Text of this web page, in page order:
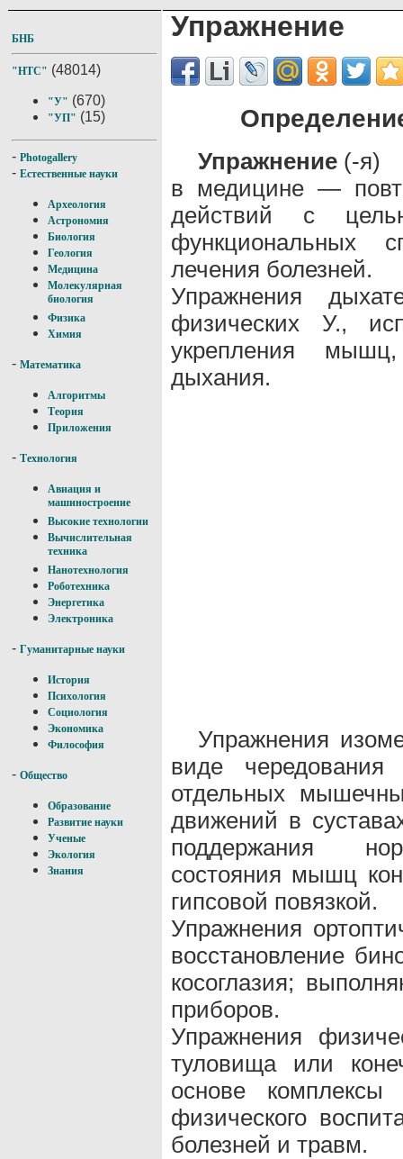
БНБ
"НТС" (48014)
"У" (670)
"УП" (15)
- Photogallery
- Естественные науки
Археология
Астрономия
Биология
Геология
Медицина
Молекулярная
биология
Физика
Химия
- Математика
Алгоритмы
Теория
Приложения
- Технология
Авиация и
машиностроение
Высокие технологии
Вычислительная
техника
Нанотехнология
Роботехника
Энергетика
Электроника
- Гуманитарные науки
История
Психология
Социология
Экономика
Философия
- Общество
Образование
Развитие науки
Ученые
Экология
Знания
Упражнение
Упражнение (-я)
в медицине —
действий с
функциональных
лечения болезней.
Упражнения
физических У.,
укрепления
дыхания.
Упражнения
виде
отдельных
движений в
поддержания
состояния мышц
гипсовой повязкой.
Упражнения
восстановление
косоглазия;
приборов.
Упражнения
туловища или
основе
физического
болезней и травм.